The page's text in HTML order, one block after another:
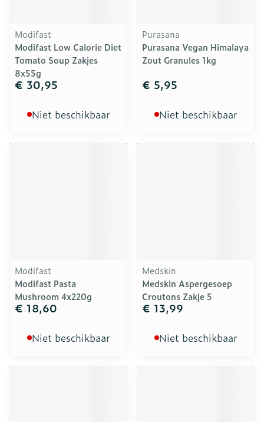
Modifast
Modifast Low Calorie Diet
Tomato Soup Zakjes
8x55g
€ 30,95
Niet beschikbaar
Purasana
Purasana Vegan Himalaya
Zout Granules 1kg
€ 5,95
Niet beschikbaar
Modifast
Modifast Pasta
Mushroom 4x220g
€ 18,60
Niet beschikbaar
Medskin
Medskin Aspergesoep
Croutons Zakje 5
€ 13,99
Niet beschikbaar